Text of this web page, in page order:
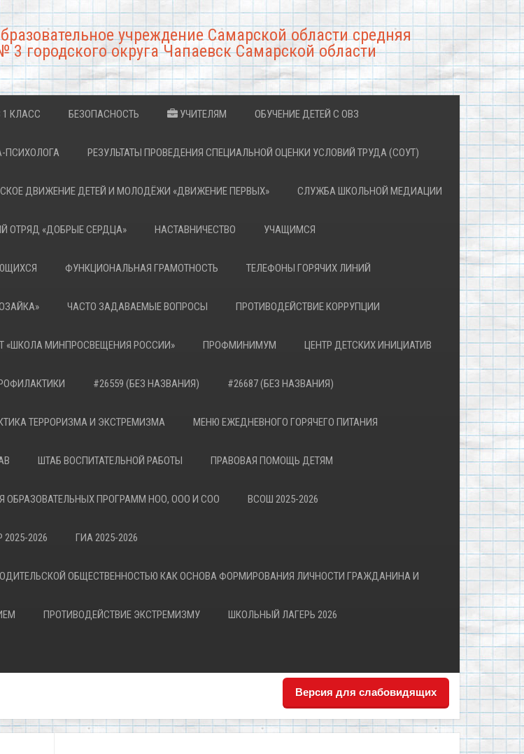
учреждение Самарской области средняя
городского округа Чапаевск Самарской области
КЛАСС БЕЗОПАСНОСТЬ УЧИТЕЛЯМ ОБУЧЕНИЕ ДЕТЕЙ С ОВЗ
ПСИХОЛОГА РЕЗУЛЬТАТЫ ПРОВЕДЕНИЯ СПЕЦИАЛЬНОЙ ОЦЕНКИ УСЛОВИЙ ТРУДА (СОУТ)
ДВИЖЕНИЕ ДЕТЕЙ И МОЛОДЁЖИ «ДВИЖЕНИЕ ПЕРВЫХ» СЛУЖБА ШКОЛЬНОЙ МЕДИАЦИИ
ОТРЯД «ДОБРЫЕ СЕРДЦА» НАСТАВНИЧЕСТВО УЧАЩИМСЯ
ФУНКЦИОНАЛЬНАЯ ГРАМОТНОСТЬ ТЕЛЕФОНЫ ГОРЯЧИХ ЛИНИЙ
ЧАСТО ЗАДАВАЕМЫЕ ВОПРОСЫ ПРОТИВОДЕЙСТВИЕ КОРРУПЦИИ
«ШКОЛА МИНПРОСВЕЩЕНИЯ РОССИИ» ПРОФМИНИМУМ ЦЕНТР ДЕТСКИХ ИНИЦИАТИВ
#26559 (БЕЗ НАЗВАНИЯ) #26687 (БЕЗ НАЗВАНИЯ)
ТЕРРОРИЗМА И ЭКСТРЕМИЗМА МЕНЮ ЕЖЕДНЕВНОГО ГОРЯЧЕГО ПИТАНИЯ
ШТАБ ВОСПИТАТЕЛЬНОЙ РАБОТЫ ПРАВОВАЯ ПОМОЩЬ ДЕТЯМ
ОБРАЗОВАТЕЛЬНЫХ ПРОГРАММ НОО, ООО И СОО ВСОШ 2025-2026
2025-2026 ГИА 2025-2026
ОБЩЕСТВЕННОСТЬЮ КАК ОСНОВА ФОРМИРОВАНИЯ ЛИЧНОСТИ ГРАЖДАНИНА И
ПРОТИВОДЕЙСТВИЕ ЭКСТРЕМИЗМУ ШКОЛЬНЫЙ ЛАГЕРЬ 2026
Версия для слабовидящих